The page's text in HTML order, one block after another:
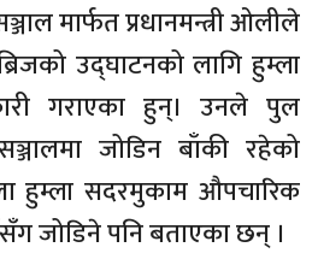
मार्फत प्रधानमन्त्री ओलीले
उद्घाटनको लागि हुम्ला
गराएका हुन्। उनले पुल
जोडिन बाँकी रहेको
हुम्ला सदरमुकाम औपचारिक
जोडिने पनि बताएका छन् ।